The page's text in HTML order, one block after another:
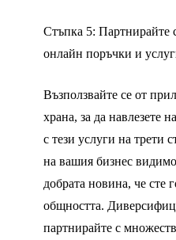
Стъпка 5: Партнирайте
онлайн поръчки и
Възползвайте се от
храна, за да навлезете
с тези услуги на трети
на вашия бизнес
добрата новина, че сте
общността.
партнирайте с